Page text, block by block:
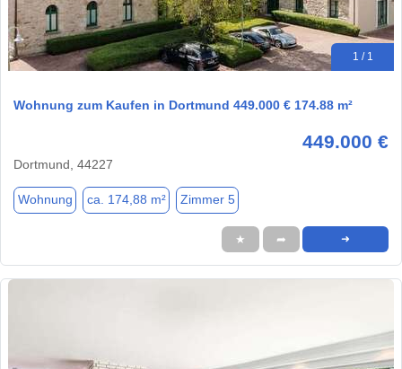
1 / 1
Wohnung zum Kaufen in Dortmund 449.000 € 174.88 m²
449.000 €
Dortmund, 44227
Wohnung ca. 174,88 m² Zimmer 5
★ ➦ ➜